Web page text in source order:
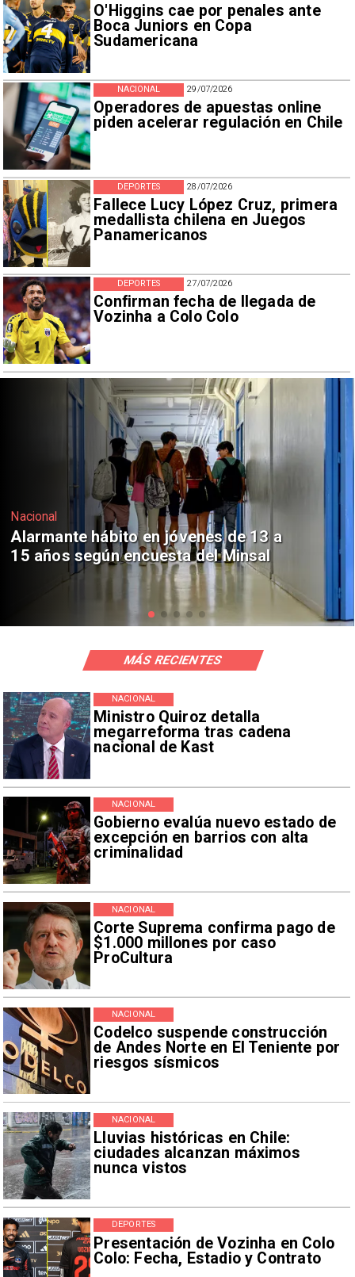
O'Higgins cae por penales ante
Boca Juniors en Copa
Sudamericana
29/07/2026
Operadores de apuestas online
piden acelerar regulación en Chile
NACIONAL
28/07/2026
Fallece Lucy López Cruz, primera
medallista chilena en Juegos
Panamericanos
DEPORTES
27/07/2026
Confirman fecha de llegada de
Vozinha a Colo Colo
DEPORTES
Regiones
Aprueban creación del Parque
Sebastián Piñera con inversión de $4
mil millones
Ministro Quiroz detalla
megarreforma tras cadena
nacional de Kast
NACIONAL
Gobierno evalúa nuevo estado de
excepción en barrios con alta
criminalidad
NACIONAL
Corte Suprema confirma pago de
$1.000 millones por caso
ProCultura
NACIONAL
Codelco suspende construcción
de Andes Norte en El Teniente por
riesgos sísmicos
NACIONAL
Lluvias históricas en Chile:
ciudades alcanzan máximos
nunca vistos
NACIONAL
Presentación de Vozinha en Colo
Colo: Fecha, Estadio y Contrato
DEPORTES
MÁS RECIENTES